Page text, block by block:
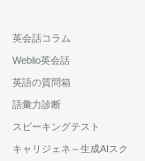
英会話コラム
Weblio英会話
英語の質問箱
語彙力診断
スピーキングテスト
キャリジェネ～生成AIスク